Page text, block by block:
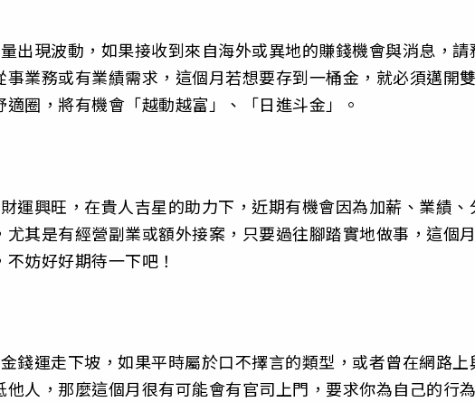
出現波動，如果接收到來自海外或異地的賺錢機會與消息，請
業務或有業績需求，這個月若想要存到一桶金，就必須邁開
圈，將有機會「越動越富」、「日進斗金」。
運興旺，在貴人吉星的助力下，近期有機會因為加薪、業績、
其是有經營副業或額外接案，只要過往腳踏實地做事，這個
妨好好期待一下吧！
錢運走下坡，如果平時屬於口不擇言的類型，或者曾在網路上
人，那麼這個月很有可能會有官司上門，要求你為自己的行